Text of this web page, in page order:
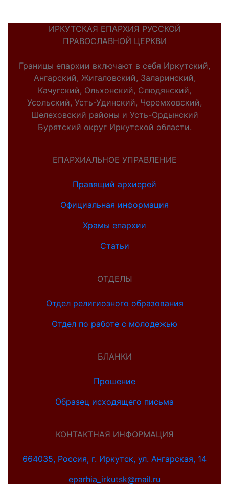
ИРКУТСКАЯ ЕПАРХИЯ РУССКОЙ
ПРАВОСЛАВНОЙ ЦЕРКВИ
Границы епархии включают в себя Иркутский,
Ангарский, Жигаловский, Заларинский,
Качугский, Ольхонский, Слюдянский,
Усольский, Усть-Удинский, Черемховский,
Шелеховский районы и Усть-Ордынский
Бурятский округ Иркутской области.
ЕПАРХИАЛЬНОЕ УПРАВЛЕНИЕ
Правящий архиерей
Официальная информация
Храмы епархии
Статьи
ОТДЕЛЫ
Отдел религиозного образования
Отдел по работе с молодежью
БЛАНКИ
Прошение
Образец исходящего письма
КОНТАКТНАЯ ИНФОРМАЦИЯ
664035, Россия, г. Иркутск, ул. Ангарская, 14
eparhia_irkutsk@mail.ru